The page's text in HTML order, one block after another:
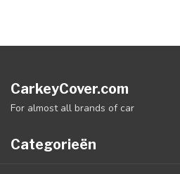
CarkeyCover.com
For almost all brands of car
Categorieën